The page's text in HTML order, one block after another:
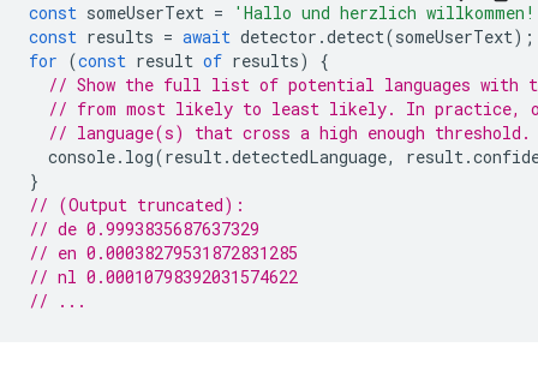
const someUserText =
'Hallo und herzlich
const results = await detector .detect(someUserText);
for (const result of results)
{
// Show the full list of potential languages with
// from most likely to least likely. In practice,
// language(s) that cross a high enough threshold.
console. log(result.detectedLanguage, result.
}
// (Output truncated):
// de 0.9993835687637329
// en 0.00038279531872831285
// nl 0.00010798392031574622
// ...